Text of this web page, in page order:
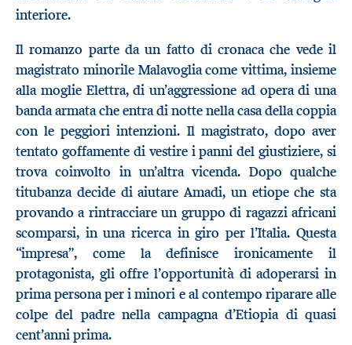
interiore.
Il romanzo parte da un fatto di cronaca che vede il
magistrato minorile Malavoglia come vittima, insieme
alla moglie Elettra, di un’aggressione ad opera di una
banda armata che entra di notte nella casa della coppia
con le peggiori intenzioni. Il magistrato, dopo aver
tentato goffamente di vestire i panni del giustiziere, si
trova coinvolto in un’altra vicenda. Dopo qualche
titubanza decide di aiutare Amadi, un etiope che sta
provando a rintracciare un gruppo di ragazzi africani
scomparsi, in una ricerca in giro per l’Italia. Questa
“impresa”, come la definisce ironicamente il
protagonista, gli offre l’opportunità di adoperarsi in
prima persona per i minori e al contempo riparare alle
colpe del padre nella campagna d’Etiopia di quasi
cent’anni prima.